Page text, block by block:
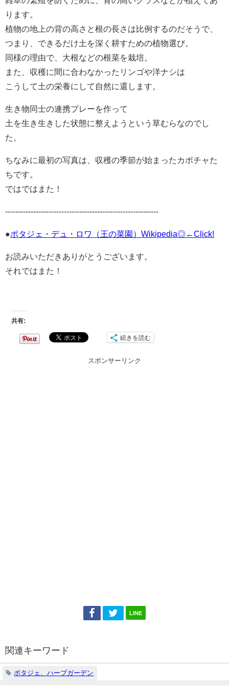
ります。
植物の地上の背の高さと根の長さは比例するのだそうで、
つまり、できるだけ土を深く耕すための植物選び。
同様の理由で、大根などの根菜を栽培。
また、収穫に間に合わなかったリンゴや洋ナシは
こうして土の栄養にして自然に還します。
生き物同士の連携プレーを作って
土を生き生きした状態に整えようという草むらなのでし
た。
ちなみに最初の写真は、収穫の季節が始まったカボチャた
ちです。
ではではまた！
------------------------------------------------------------
●ポタジェ・デュ・ロワ（王の菜園）Wikipedia◎←Click!
お読みいただきありがとうございます。
それではまた！
共有:
続きを読む
スポンサーリンク
LINE
関連キーワード
ポタジェ、ハーブガーデン